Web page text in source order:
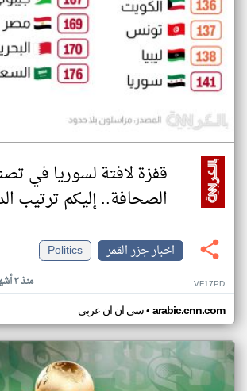
قفزة لافتة لسوريا في
الصحافة.. إليكم ترتيب
اخبار جزر القمر
Politics
منذ ٣ أشهر VF17PD
سي ان ان عربي• arabic.cnn.com